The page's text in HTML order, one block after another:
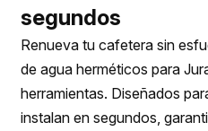
segundos
Renueva tu cafetera sin
de agua herméticos para
herramientas. Diseñados
instalan en segundos,